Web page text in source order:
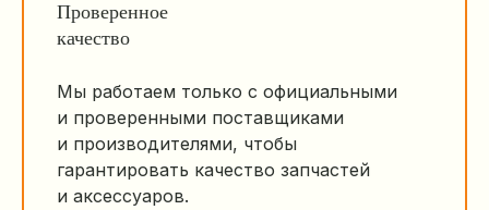
Проверенное
качество
Мы работаем только с официальными
и проверенными поставщиками
и производителями, чтобы
гарантировать качество запчастей
и аксессуаров.